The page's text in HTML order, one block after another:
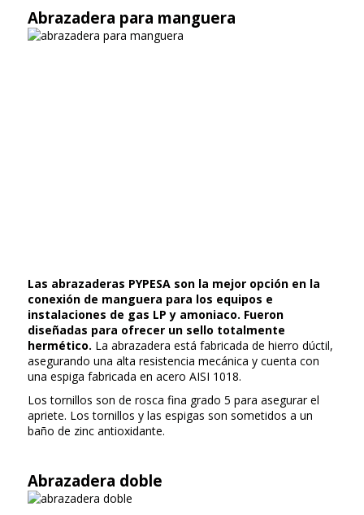
Abrazadera para manguera
Las abrazaderas PYPESA son la mejor opción en la
conexión de manguera para los equipos e
instalaciones de gas LP y amoniaco. Fueron
diseñadas para ofrecer un sello totalmente
hermético. La abrazadera está fabricada de hierro dúctil,
asegurando una alta resistencia mecánica y cuenta con
una espiga fabricada en acero AISI 1018.
Los tornillos son de rosca fina grado 5 para asegurar el
apriete. Los tornillos y las espigas son sometidos a un
baño de zinc antioxidante.
Abrazadera doble